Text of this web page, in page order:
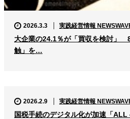
2026.3.3 実践経営情報
大企業の24.1％が「買収を検討」
触」を…
2026.2.9 実践経営情報
国税手続のデジタル化が加速「